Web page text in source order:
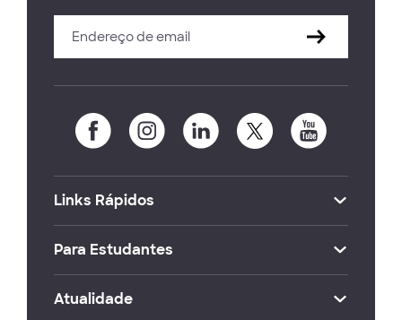
Links Rápidos
Para Estudantes
Atualidade